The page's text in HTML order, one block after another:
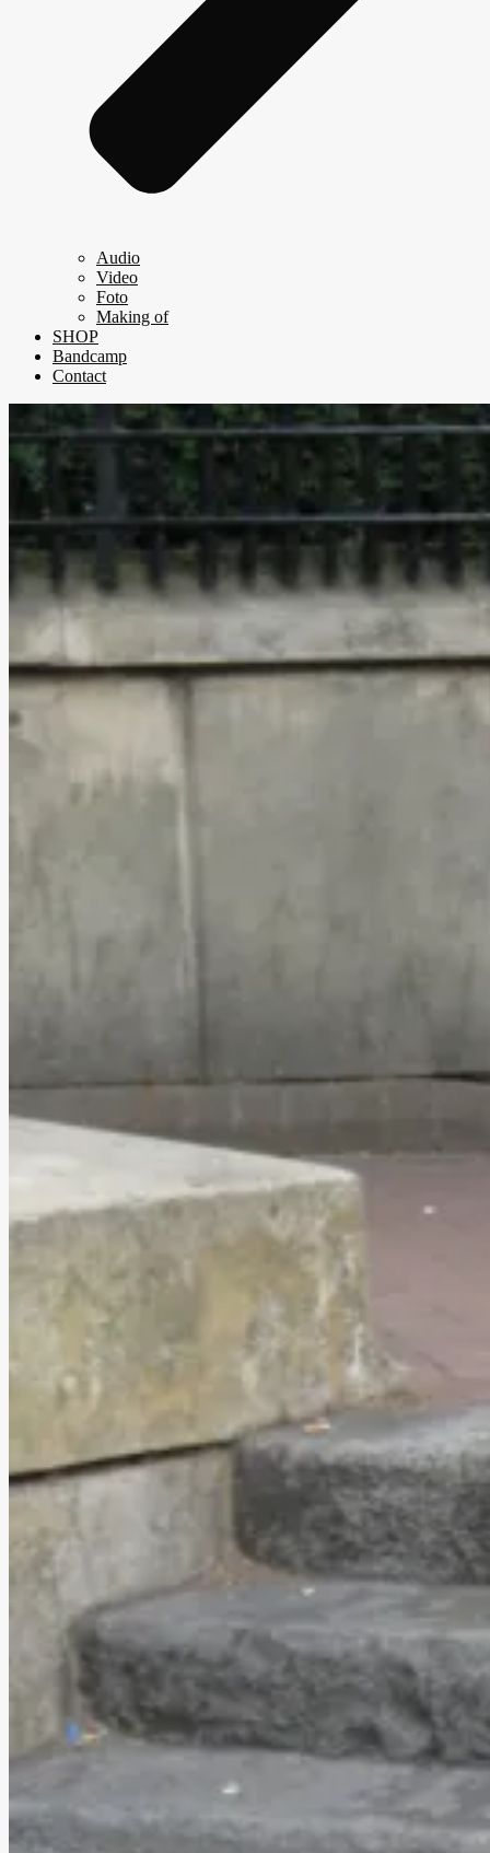
Audio
Video
Foto
Making of
SHOP
Bandcamp
Contact